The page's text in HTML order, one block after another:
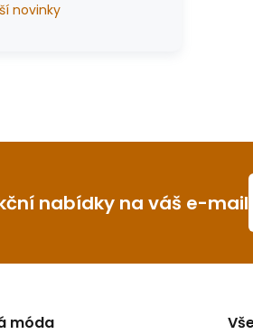
novinky
nabídky na váš e-mail
móda